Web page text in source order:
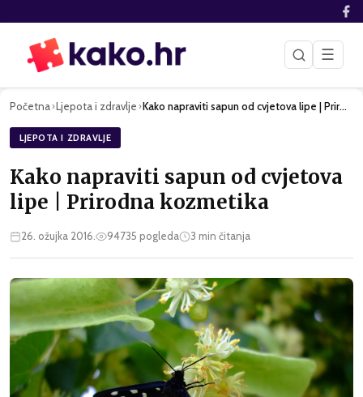
☰
Početna›Ljepota i zdravlje › Kako napraviti sapun od cvjetova lipe | Prirodna kozmetika
LJEPOTA I ZDRAVLJE
Kako napraviti sapun od cvjetova
lipe | Prirodna kozmetika
26. ožujka 2016. 94735 pogleda 3 min čitanja